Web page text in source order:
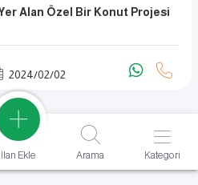
Alan Özel Bir Konut Projesi
2024/02/02
İlan Ekle Arama Kategori